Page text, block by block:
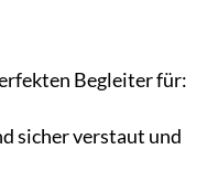
Begleiter für:
sicher verstaut und